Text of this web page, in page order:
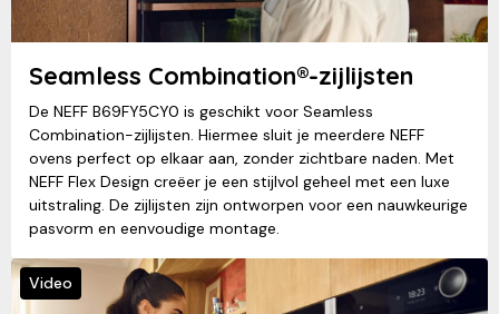
Seamless Combination®-zijlijsten
De NEFF B69FY5CY0 is geschikt voor Seamless
Combination-zijlijsten. Hiermee sluit je meerdere NEFF
ovens perfect op elkaar aan, zonder zichtbare naden. Met
NEFF Flex Design creëer je een stijlvol geheel met een luxe
uitstraling. De zijlijsten zijn ontworpen voor een nauwkeurige
pasvorm en eenvoudige montage.
Video